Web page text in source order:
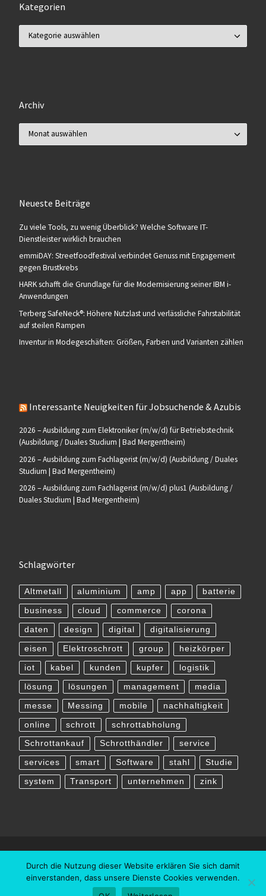
Kategorien
Archiv
Neueste Beiträge
Zu viele Tools, zu wenig Überblick? Welche Software IT-
Dienstleister wirklich brauchen
emmiDAY: Streetfoodfestival verbindet Genuss mit Engagement
gegen Brustkrebs
HARK schafft die Grundlage für die Modernisierung seiner IBM i-
Anwendungen
Terberg SafeNeck®: Höhere Nutzlast und verlässliche Fahrstabilität
auf steilen Rampen
Inventur in Modegeschäften: Größen, Farben und Varianten zählen
Interessante Neuigkeiten für Jobsuchende & Azubis
2026 – Ausbildung zum Elektroniker (m/w/d) für Betriebstechnik
(Ausbildung / Duales Studium | Bad Mergentheim)
2026 – Ausbildung zum Fachlagerist (m/w/d) (Ausbildung / Duales
Studium | Bad Mergentheim)
2026 – Ausbildung zum Fachlagerist (m/w/d) plus1 (Ausbildung /
Duales Studium | Bad Mergentheim)
Schlagwörter
Altmetall aluminium amp app batterie
business cloud commerce corona
daten design digital digitalisierung
eisen Elektroschrott group heizkörper
iot kabel kunden kupfer logistik
lösung lösungen management media
messe Messing mobile nachhaltigkeit
online schrott schrottabholung
Schrottankauf Schrotthändler service
services smart Software stahl Studie
system Transport unternehmen zink
Durch die Nutzung dieser Website erklären Sie sich damit
einverstanden, dass unsere Dienste Cookies verwenden.